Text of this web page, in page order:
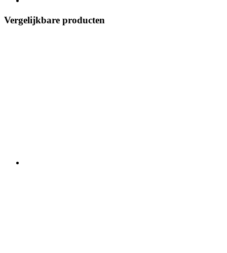
Vergelijkbare producten